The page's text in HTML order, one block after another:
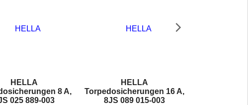
HELLA
8 A,
025 889-003
HELLA
Torpedosicherungen 16 A,
8JS 089 015-003